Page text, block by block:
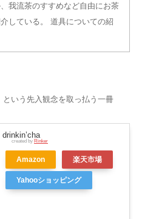
我流茶のすすめなど自由にお茶
している。 道具についての紹
いう先入観念を取っ払う一冊
drinkin’cha
created by Rinker
Amazon 楽天市場
Yahooショッピング